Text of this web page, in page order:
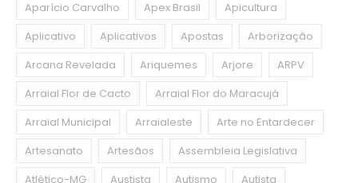
Aparício Carvalho
Apex Brasil
Apicultura
Aplicativo
Aplicativos Apostas
Arborização
Arcana Revelada
Ariquemes Arjore
ARPV
Arraial Flor de Cacto
Arraial Flor do Maracujá
Arraial Municipal
Arraialeste
Arte no Entardecer
Artesanato
Artesãos
Assembleia Legislativa
Atlético-MG
Austista Autismo Autista